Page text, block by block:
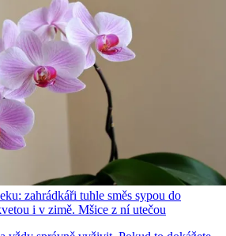
zahrádkáři tuhle směs sypou do
i v zimě. Mšice z ní utečou